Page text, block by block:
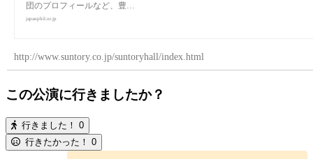
団のプロフィールなど、豊…
japanphil.or.jp
http://www.suntory.co.jp/suntoryhall/index.html
この公演に行きましたか？
行きました！ 0
行きたかった！ 0